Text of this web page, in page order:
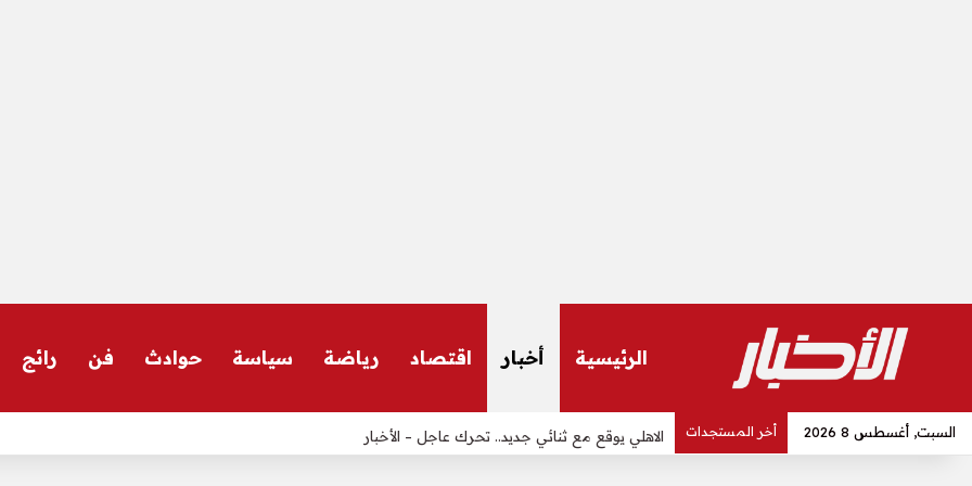
الرئيسية أخبار اقتصاد رياضة سياسة حوادث فن رائج
السبت, أغسطس 8 2026 أخر المستجدات الاهلي يوقع مع ثنائي جديد.. تحرك عاجل – الأخبار